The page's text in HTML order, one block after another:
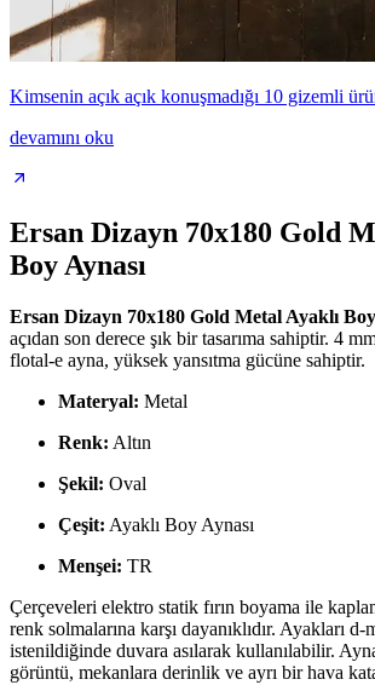
Kimsenin açık açık konuşmadığı 10 gizemli
devamını oku
Ersan Dizayn 70x180 Gold
Boy Aynası
Ersan Dizayn 70x180 Gold Metal Ayaklı Boy
açıdan son derece şık bir tasarıma sahiptir. 4
flotal-e ayna, yüksek yansıtma gücüne sahiptir.
Materyal: Metal
Renk: Altın
Şekil: Oval
Çeşit: Ayaklı Boy Aynası
Menşei: TR
Çerçeveleri elektro statik fırın boyama ile
renk solmalarına karşı dayanıklıdır. Ayakları
istenildiğinde duvara asılarak kullanılabilir.
görüntü, mekanlara derinlik ve ayrı bir hava